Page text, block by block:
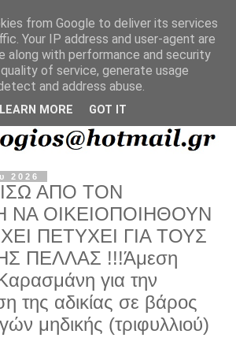
2026
ΑΠΟ ΤΟΝ
ΝΑ ΟΙΚΕΙΟΠΟΙΗΘΟΥΝ
ΠΕΤΥΧΕΙ ΓΙΑ ΤΟΥΣ
ΠΕΛΛΑΣ !!!Άμεση
για την
της αδικίας σε βάρος
μηδικής (τριφυλλιού)
from Google to deliver its services
Your IP address and user-agent are
along with performance and security
of service, generate usage
and address abuse.
LEARN MORE GOT IT